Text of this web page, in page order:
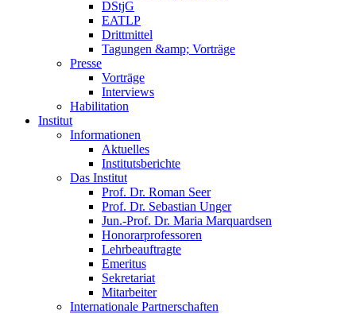
DStjG
EATLP
Drittmittel
Tagungen &amp; Vorträge
Presse
Vorträge
Interviews
Habilitation
Institut
Informationen
Aktuelles
Institutsberichte
Das Institut
Prof. Dr. Roman Seer
Prof. Dr. Sebastian Unger
Jun.-Prof. Dr. Maria Marquardsen
Honorarprofessoren
Lehrbeauftragte
Emeritus
Sekretariat
Mitarbeiter
Internationale Partnerschaften